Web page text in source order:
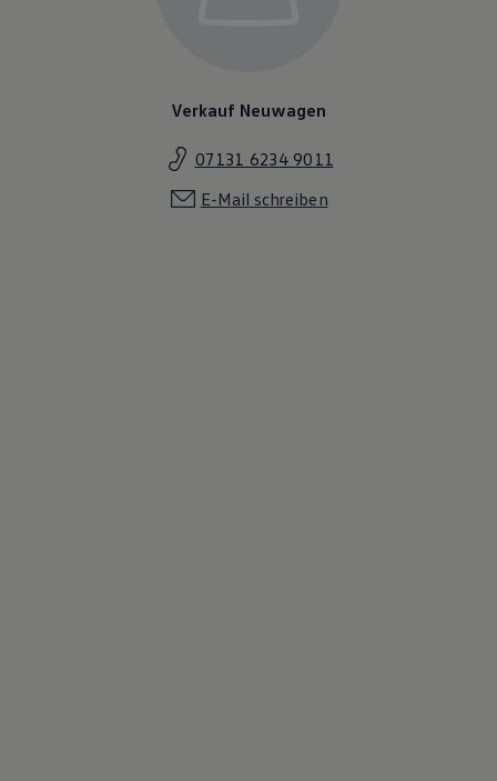
Verkauf Neuwagen
07131 6234 9011
E-Mail schreiben